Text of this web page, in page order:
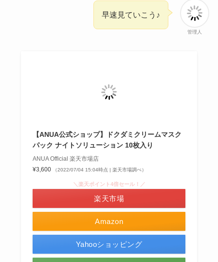
管理人
早速見ていこう♪
【ANUA公式ショップ】ドクダミクリームマスク
パック ナイトソリューション 10枚入り
ANUA Official 楽天市場店
¥3,600
（2022/07/04 15:04時点 | 楽天市場調べ）
Amazon
＼楽天ポイント4倍セール！／
楽天市場
Yahooショッピング